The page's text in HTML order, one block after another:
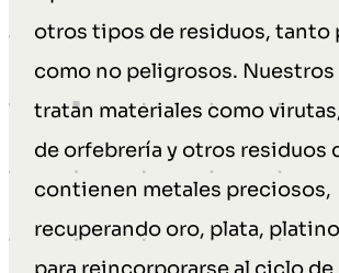
otros tipos de residuos, tanto
como no peligrosos.
tratan materiales como
de orfebrería y otros residuos
contienen metales preciosos,
recuperando oro, plata,